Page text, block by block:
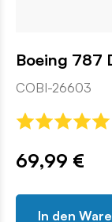
Boeing 787
COBI-26603
69,99 €
In den